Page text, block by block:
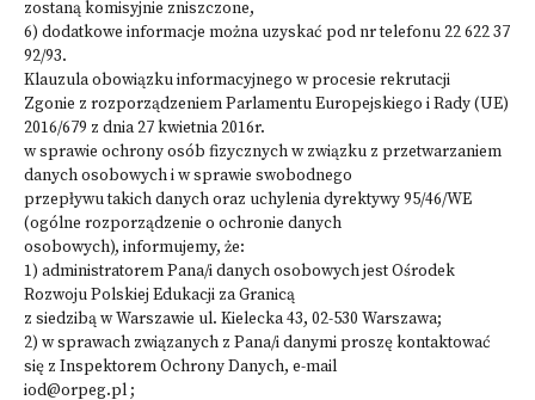
zostaną komisyjnie zniszczone,
6) dodatkowe informacje można uzyskać pod nr telefonu 22 622 37
92/93.
Klauzula obowiązku informacyjnego w procesie rekrutacji
Zgonie z rozporządzeniem Parlamentu Europejskiego i Rady (UE)
2016/679 z dnia 27 kwietnia 2016r.
w sprawie ochrony osób fizycznych w związku z przetwarzaniem
danych osobowych i w sprawie swobodnego
przepływu takich danych oraz uchylenia dyrektywy 95/46/WE
(ogólne rozporządzenie o ochronie danych
osobowych), informujemy, że:
1) administratorem Pana/i danych osobowych jest Ośrodek
Rozwoju Polskiej Edukacji za Granicą
z siedzibą w Warszawie ul. Kielecka 43, 02-530 Warszawa;
2) w sprawach związanych z Pana/i danymi proszę kontaktować
się z Inspektorem Ochrony Danych, e-mail
iod@orpeg.pl ;